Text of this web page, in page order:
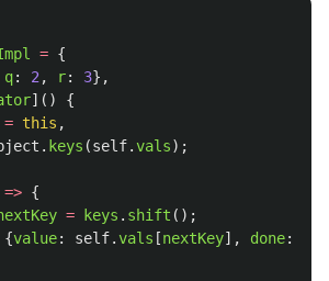
= {
q: 2 , r: 3},
]()
{
= this ,
. keys (self.vals);
=> {
= keys . shift ();
{value: self.vals [nextKey], done: